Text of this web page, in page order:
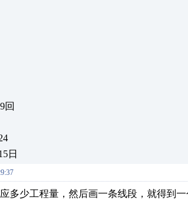
回
日
多少工程量，然后画一条线段，就得到